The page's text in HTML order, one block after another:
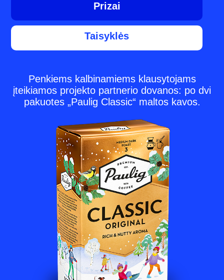
Prizai
Taisyklės
Penkiems kalbinamiems klausytojams
įteikiamos projekto partnerio dovanos: po dvi
pakuotes „Paulig Classic“ maltos kavos.